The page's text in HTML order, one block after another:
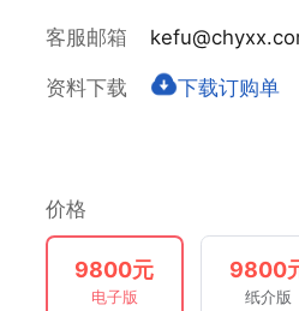
客服邮箱
资料下载 下载订购单
价格
9800元
电子版
9800
纸介版